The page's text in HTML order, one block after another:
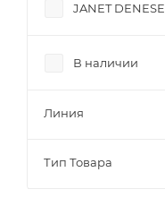
JANET DENESE
В наличии
Линия
Тип Товара